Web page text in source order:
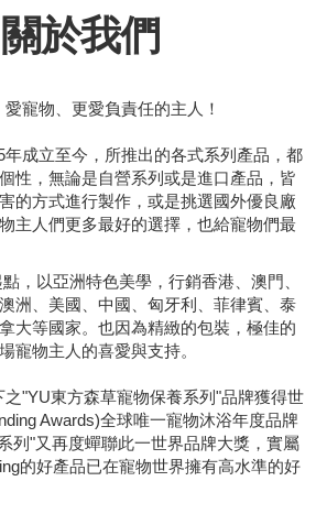
關於我們
寵物、更愛負責任的主人！
年成立至今，所推出的各式系列產品，都
性，無論是自營系列或是進口產品，皆
的方式進行製作，或是挑選國外優良廠
主人們更多最好的選擇，也給寵物們最
，以亞洲特色美學，行銷香港、澳門、
洲、美國、中國、匈牙利、菲律賓、泰
大等國家。也因為精緻的包裝，極佳的
寵物主人的喜愛與支持。
之"YU東方森草寵物保養系列"品牌獲得世
Awards)全球唯一寵物沐浴年度品牌
列"又再度蟬聯此一世界品牌大獎，實屬
的好產品已在寵物世界擁有高水準的好